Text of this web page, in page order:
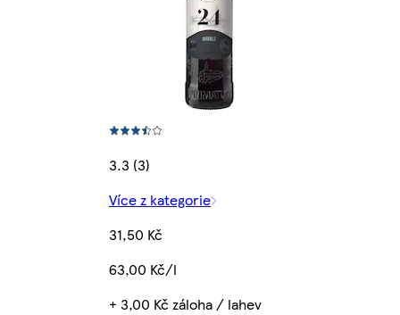
3.3 (3)
Více z kategorie
31,50 Kč
63,00 Kč/l
+ 3,00 Kč záloha / lahev